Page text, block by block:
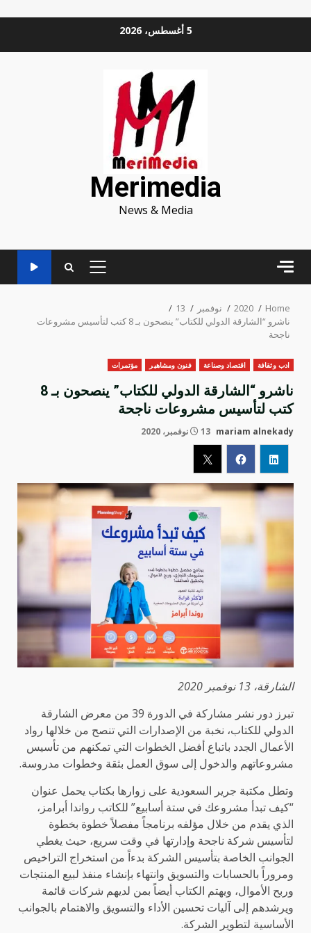
5 أغسطس، 2026
Merimedia
News & Media
PRIMARY
Home
2020 نوفمبر
13
ناشرو “الشارقة الدولي للكتاب” ينصحون بـ 8 كتب لتأسيس مشروعات
ناجحة
ادب وثقافة اقتصاد وصناعة فنون ومشاهير مؤتمرات
ناشرو “الشارقة الدولي للكتاب” ينصحون بـ 8
كتب لتأسيس مشروعات ناجحة
mariam alnekady 13 نوفمبر، 2020
الشارقة، 13 نوفمبر 2020
تبرز دور نشر مشاركة في الدورة 39 من معرض الشارقة
الدولي للكتاب، نخبة من الإصدارات التي تنصح من خلالها رواد
الأعمال الجدد باتباع أفضل الخطوات التي تمكنهم من تأسيس
مشروعاتهم والدخول إلى سوق العمل بثقة وخطوات مدروسة.
وتطل مكتبة جرير السعودية على زوارها بكتاب يحمل عنوان
“كيف تبدأ مشروعك في ستة أسابيع” للكاتب رواندا أبرامز،
الذي يقدم من خلال مؤلفه برنامجاً مفصلاً خطوة بخطوة
لتأسيس شركة ناجحة وإدارتها في وقت سريع، حيث يغطي
الجوانب الخاصة بتأسيس الشركة بدءاً من استخراج التراخيص
ومروراً بالحسابات والتسويق وانتهاء بإنشاء منفذ لبيع المنتجات
وربح الأموال، ويهتم الكتاب أيضاً بمن لديهم شركات قائمة
ويرشدهم إلى آليات تحسين الأداء والتسويق والاهتمام بالجوانب
الأساسية لتطوير الشركة.